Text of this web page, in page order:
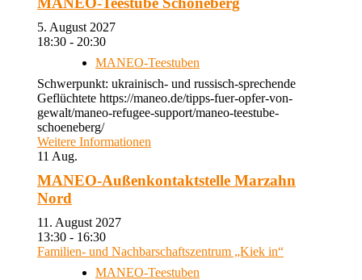
5. August 2027
18:30 - 20:30
MANEO-Teestuben
Schwerpunkt: ukrainisch- und russisch-sprechende
Geflüchtete https://maneo.de/tipps-fuer-opfer-von-
gewalt/maneo-refugee-support/maneo-teestube-
schoeneberg/
Weitere Informationen
11 Aug.
MANEO-Außenkontaktstelle Marzahn
Nord
11. August 2027
13:30 - 16:30
Familien- und Nachbarschaftszentrum „Kiek in“
MANEO-Teestuben